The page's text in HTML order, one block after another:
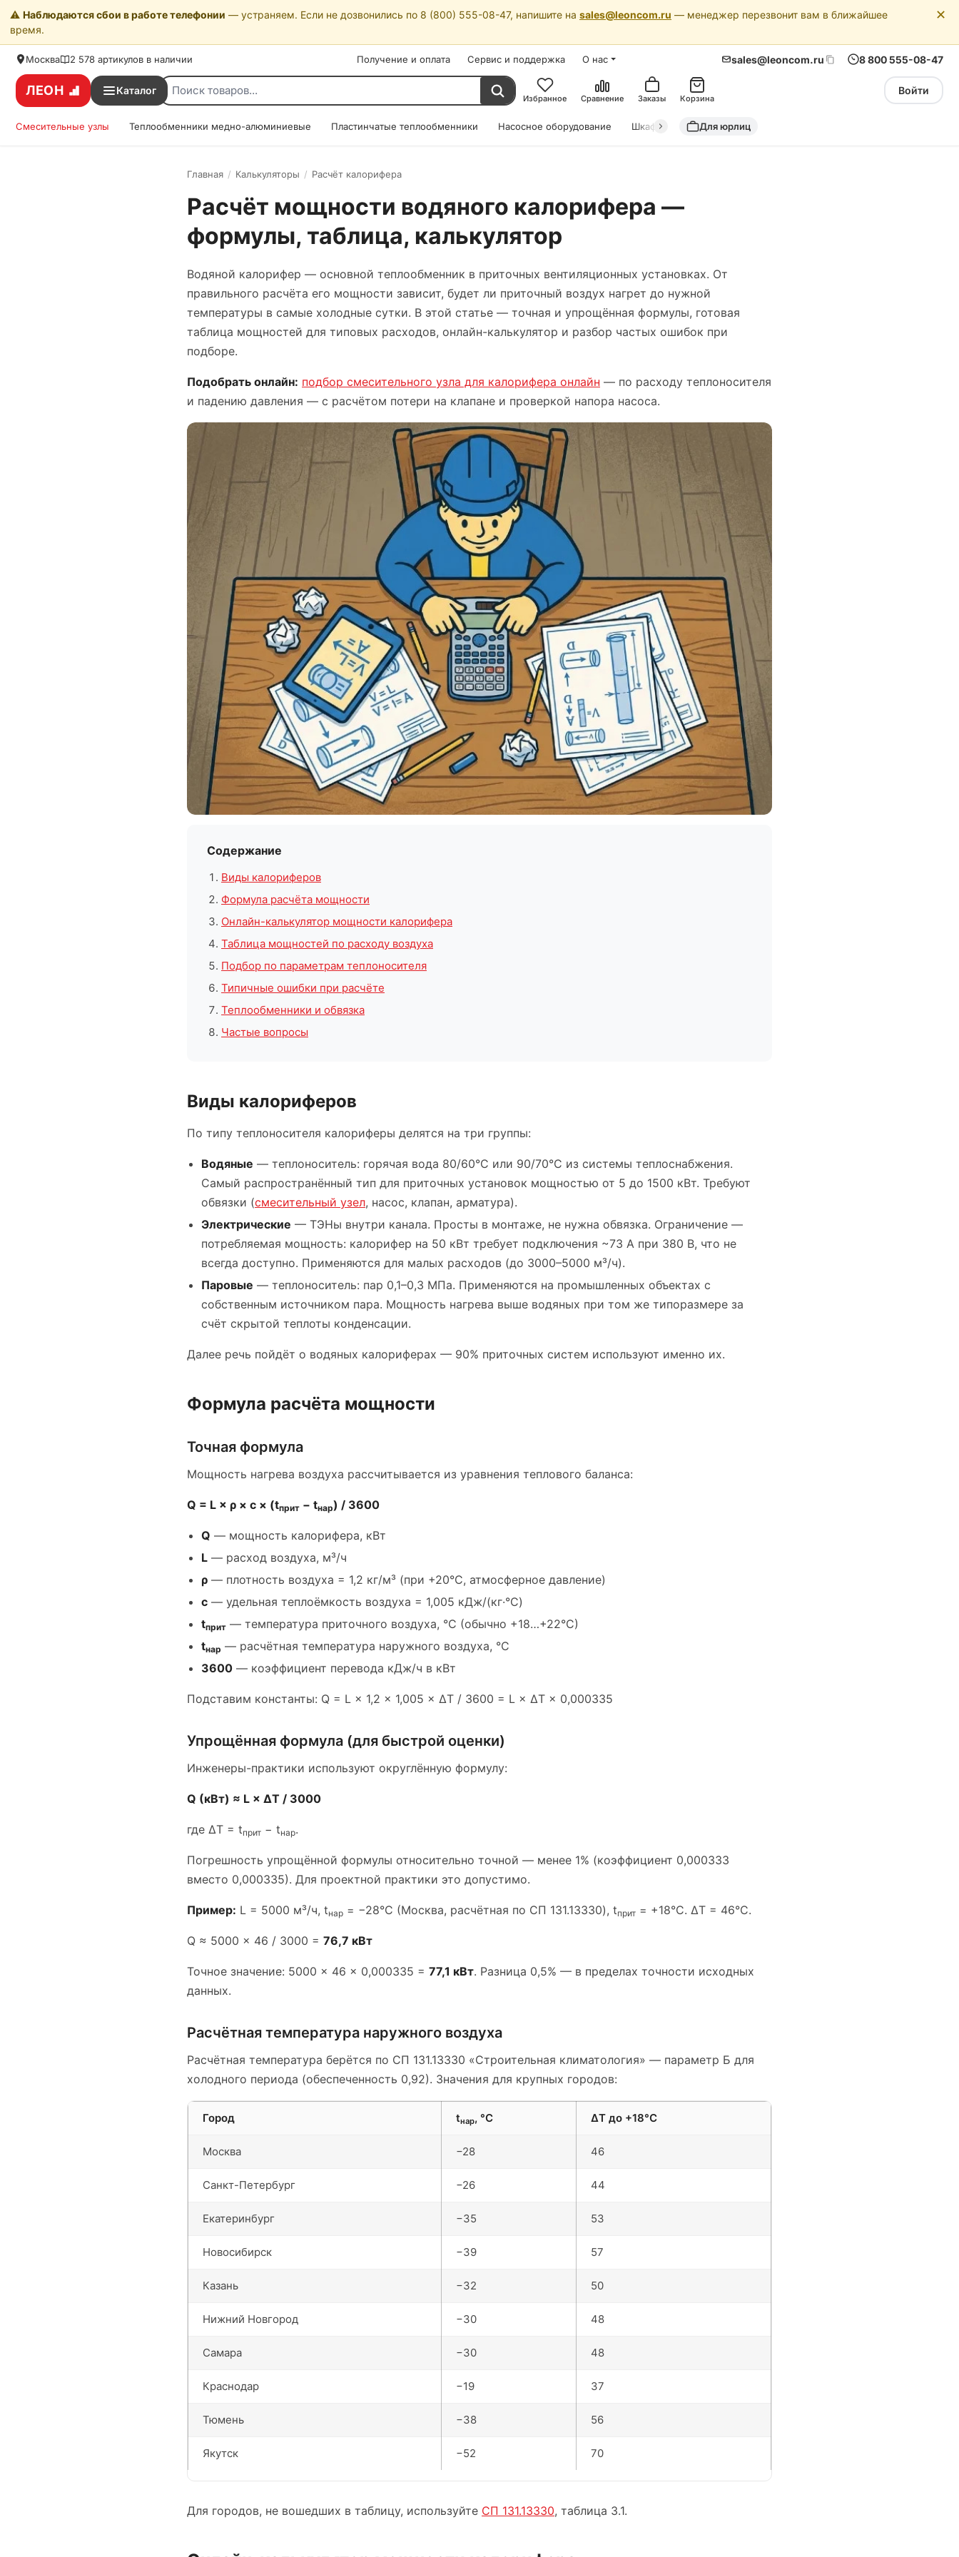
⚠️ Наблюдаются сбои в работе телефонии — устраняем. Если не дозвонились по 8 (800) 555-08-47, напишите на sales@leoncom.ru — менеджер перезвонит вам в ближайшее
время.
✕
Москва 2 578 артикулов в наличии Получение и оплата Сервис и поддержка О нас sales@leoncom.ru 8 800 555-08-47
ЛЕОН Каталог
Избранное Сравнение Заказы Корзина
Войти
Смесительные узлы Теплообменники медно-алюминиевые Пластинчатые теплообменники Насосное оборудование Шкафы автоматики Драйкулеры (сухие охладители)
Для юрлиц
Главная / Калькуляторы / Расчёт калорифера
Расчёт мощности водяного калорифера —
формулы, таблица, калькулятор
Водяной калорифер — основной теплообменник в приточных вентиляционных установках. От
правильного расчёта его мощности зависит, будет ли приточный воздух нагрет до нужной
температуры в самые холодные сутки. В этой статье — точная и упрощённая формулы, готовая
таблица мощностей для типовых расходов, онлайн-калькулятор и разбор частых ошибок при
подборе.
Подобрать онлайн: подбор смесительного узла для калорифера онлайн — по расходу теплоносителя
и падению давления — с расчётом потери на клапане и проверкой напора насоса.
Содержание
Виды калориферов
Формула расчёта мощности
Онлайн-калькулятор мощности калорифера
Таблица мощностей по расходу воздуха
Подбор по параметрам теплоносителя
Типичные ошибки при расчёте
Теплообменники и обвязка
Частые вопросы
Виды калориферов
По типу теплоносителя калориферы делятся на три группы:
Водяные — теплоноситель: горячая вода 80/60°C или 90/70°C из системы теплоснабжения.
Самый распространённый тип для приточных установок мощностью от 5 до 1500 кВт. Требуют
обвязки (смесительный узел, насос, клапан, арматура).
Электрические — ТЭНы внутри канала. Просты в монтаже, не нужна обвязка. Ограничение —
потребляемая мощность: калорифер на 50 кВт требует подключения ~73 А при 380 В, что не
всегда доступно. Применяются для малых расходов (до 3000–5000 м³/ч).
Паровые — теплоноситель: пар 0,1–0,3 МПа. Применяются на промышленных объектах с
собственным источником пара. Мощность нагрева выше водяных при том же типоразмере за
счёт скрытой теплоты конденсации.
Далее речь пойдёт о водяных калориферах — 90% приточных систем используют именно их.
Формула расчёта мощности
Точная формула
Мощность нагрева воздуха рассчитывается из уравнения теплового баланса:
Q = L × ρ × c × (tприт − tнар) / 3600
Q — мощность калорифера, кВт
L — расход воздуха, м³/ч
ρ — плотность воздуха = 1,2 кг/м³ (при +20°C, атмосферное давление)
c — удельная теплоёмкость воздуха = 1,005 кДж/(кг·°C)
tприт — температура приточного воздуха, °C (обычно +18…+22°C)
tнар — расчётная температура наружного воздуха, °C
3600 — коэффициент перевода кДж/ч в кВт
Подставим константы: Q = L × 1,2 × 1,005 × ΔT / 3600 = L × ΔT × 0,000335
Упрощённая формула (для быстрой оценки)
Инженеры-практики используют округлённую формулу:
Q (кВт) ≈ L × ΔT / 3000
где ΔT = tприт − tнар.
Погрешность упрощённой формулы относительно точной — менее 1% (коэффициент 0,000333
вместо 0,000335). Для проектной практики это допустимо.
Пример: L = 5000 м³/ч, tнар = −28°C (Москва, расчётная по СП 131.13330), tприт = +18°C. ΔT = 46°C.
Q ≈ 5000 × 46 / 3000 = 76,7 кВт
Точное значение: 5000 × 46 × 0,000335 = 77,1 кВт. Разница 0,5% — в пределах точности исходных
данных.
Расчётная температура наружного воздуха
Расчётная температура берётся по СП 131.13330 «Строительная климатология» — параметр Б для
холодного периода (обеспеченность 0,92). Значения для крупных городов:
Город tнар, °C ΔT до +18°C
Москва −28 46
Санкт-Петербург −26 44
Екатеринбург −35 53
Новосибирск −39 57
Казань −32 50
Нижний Новгород −30 48
Самара −30 48
Краснодар −19 37
Тюмень −38 56
Якутск −52 70
Для городов, не вошедших в таблицу, используйте СП 131.13330, таблица 3.1.